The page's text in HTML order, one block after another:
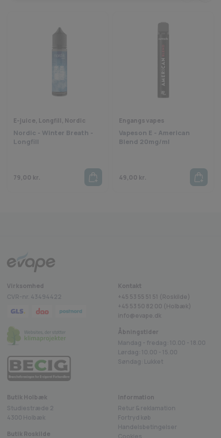
E-juice, Longfill, Nordic
Nordic - Winter Breath -
Longfill
79,00 kr.
Engangs vapes
Vapeson E - American
Blend 20mg/ml
49,00 kr.
Virksomhed
CVR-nr. 43494422
Kontakt
+45 53 55 51 51 (Roskilde)
+45 53 50 82 00 (Holbæk)
info@evape.dk
Åbningstider
Mandag - fredag: 10.00 - 18.00
Lørdag: 10.00 - 15.00
Søndag: Lukket
Butik Holbæk
Studiestræde 2
4300 Holbæk
Butik Roskilde
Information
Retur & reklamation
Fortryd køb
Handelsbetingelser
Cookies